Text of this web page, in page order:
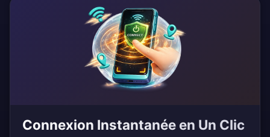
Connexion Instantanée en Un Clic